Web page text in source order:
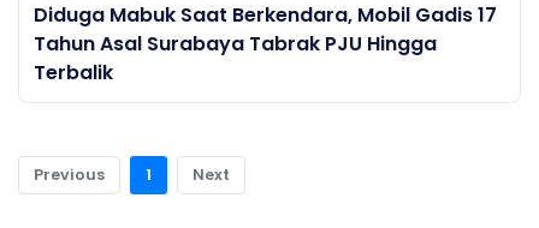
Diduga Mabuk Saat Berkendara, Mobil Gadis 17
Tahun Asal Surabaya Tabrak PJU Hingga
Terbalik
Previous 1 Next